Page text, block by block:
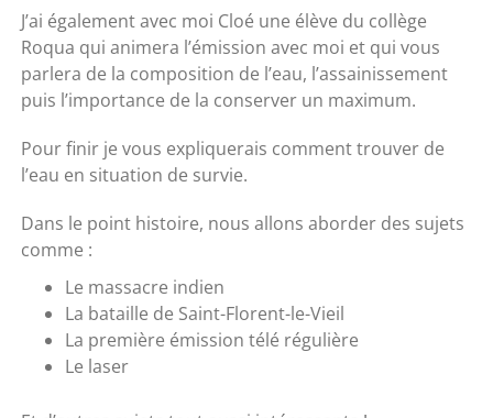
J’ai également avec moi Cloé une élève du collège
Roqua qui animera l’émission avec moi et qui vous
parlera de la composition de l’eau, l’assainissement
puis l’importance de la conserver un maximum.
Pour finir je vous expliquerais comment trouver de
l’eau en situation de survie.
Dans le point histoire, nous allons aborder des sujets
comme :
Le massacre indien
La bataille de Saint-Florent-le-Vieil
La première émission télé régulière
Le laser